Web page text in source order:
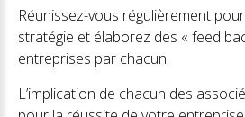
Réunissez-vous régulièrement
stratégie et élaborez des « feed
entreprises par chacun.
L’implication de chacun des